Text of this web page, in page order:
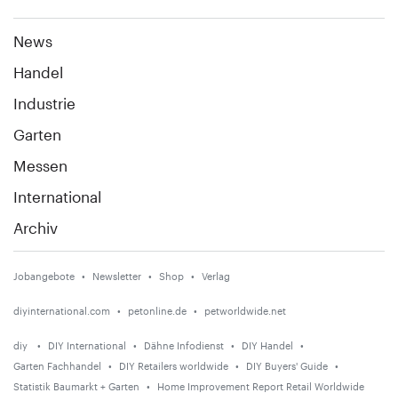
News
Handel
Industrie
Garten
Messen
International
Archiv
Jobangebote Newsletter Shop Verlag
diyinternational.com petonline.de petworldwide.net
diy DIY International Dähne Infodienst
DIY Handel
Garten Fachhandel
DIY Retailers worldwide
DIY Buyers' Guide
Statistik Baumarkt + Garten
Home Improvement Report Retail Worldwide